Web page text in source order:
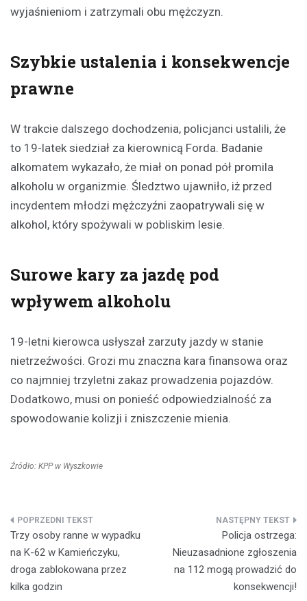
wyjaśnieniom i zatrzymali obu mężczyzn.
Szybkie ustalenia i konsekwencje
prawne
W trakcie dalszego dochodzenia, policjanci ustalili, że
to 19-latek siedział za kierownicą Forda. Badanie
alkomatem wykazało, że miał on ponad pół promila
alkoholu w organizmie. Śledztwo ujawniło, iż przed
incydentem młodzi mężczyźni zaopatrywali się w
alkohol, który spożywali w pobliskim lesie.
Surowe kary za jazdę pod
wpływem alkoholu
19-letni kierowca usłyszał zarzuty jazdy w stanie
nietrzeźwości. Grozi mu znaczna kara finansowa oraz
co najmniej trzyletni zakaz prowadzenia pojazdów.
Dodatkowo, musi on ponieść odpowiedzialność za
spowodowanie kolizji i zniszczenie mienia.
Źródło: KPP w Wyszkowie
Nawigacja
wpisu
Trzy osoby ranne w wypadku
na K-62 w Kamieńczyku,
droga zablokowana przez
kilka godzin
Policja ostrzega:
Nieuzasadnione zgłoszenia
na 112 mogą prowadzić do
konsekwencji!